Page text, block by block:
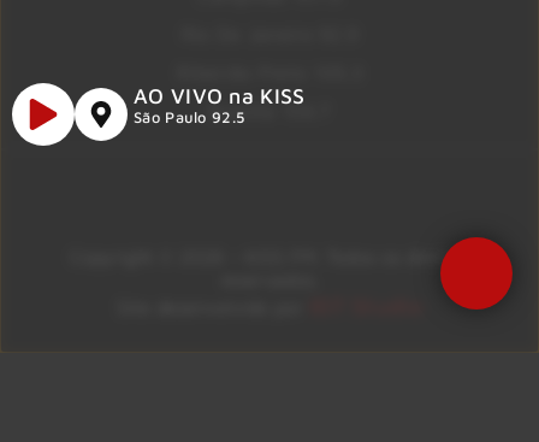
Brasília 106.7
Copyright © 2026 – KISS FM. Todos os direitos
AO VIVO na KISS
São Paulo 92.5